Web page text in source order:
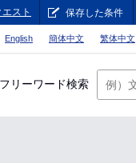
スト 保存した条件
English 簡体中文 繁体中文
フリーワード検索